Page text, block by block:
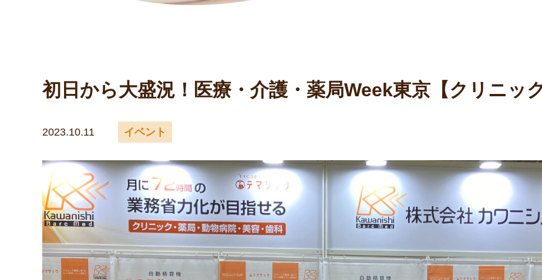
ます。
初日から大盛況！医療・介護・薬局Week東京【クリニック
2023.10.11 イベント